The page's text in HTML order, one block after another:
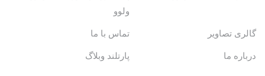
ولوو
گالری تصاویر تماس با ما
درباره ما پارتلند وبلاگ